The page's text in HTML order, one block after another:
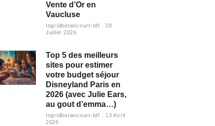
Vente d’Or en
Vaucluse
Ingridbetancourt-Idf
28
Juillet 2026
Top 5 des meilleurs
sites pour estimer
votre budget séjour
Disneyland Paris en
2026 (avec Julie Ears,
au gout d’emma…)
Ingridbetancourt-Idf
13 Avril
2026